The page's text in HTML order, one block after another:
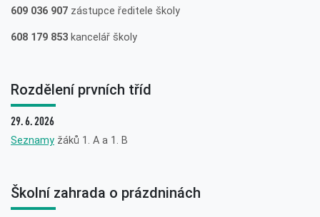
609 036 907 zástupce ředitele školy
608 179 853 kancelář školy
Rozdělení prvních tříd
29. 6. 2026
Seznamy žáků 1. A a 1. B
Školní zahrada o prázdninách